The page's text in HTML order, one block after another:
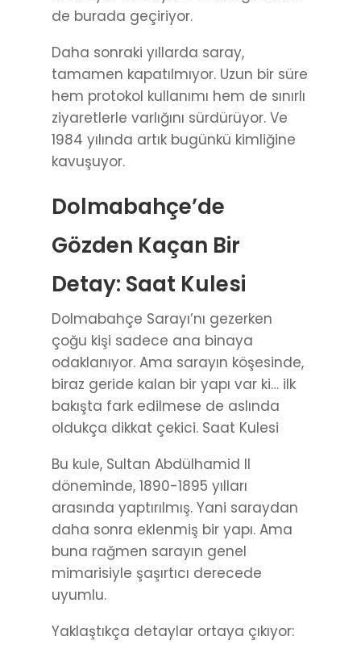
de burada geçiriyor.
Daha sonraki yıllarda saray,
tamamen kapatılmıyor. Uzun bir süre
hem protokol kullanımı hem de sınırlı
ziyaretlerle varlığını sürdürüyor. Ve
1984 yılında artık bugünkü kimliğine
kavuşuyor.
Dolmabahçe’de
Gözden Kaçan Bir
Detay: Saat Kulesi
Dolmabahçe Sarayı’nı gezerken
çoğu kişi sadece ana binaya
odaklanıyor. Ama sarayın köşesinde,
biraz geride kalan bir yapı var ki… ilk
bakışta fark edilmese de aslında
oldukça dikkat çekici. Saat Kulesi
Bu kule, Sultan Abdülhamid II
döneminde, 1890-1895 yılları
arasında yaptırılmış. Yani saraydan
daha sonra eklenmiş bir yapı. Ama
buna rağmen sarayın genel
mimarisiyle şaşırtıcı derecede
uyumlu.
Yaklaştıkça detaylar ortaya çıkıyor: